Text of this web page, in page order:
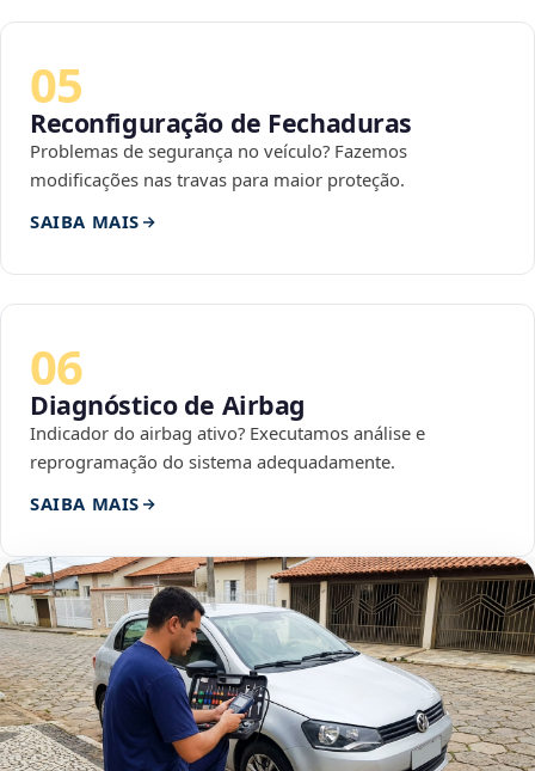
05
Reconfiguração de Fechaduras
Problemas de segurança no veículo? Fazemos
modificações nas travas para maior proteção.
SAIBA MAIS
06
Diagnóstico de Airbag
Indicador do airbag ativo? Executamos análise e
reprogramação do sistema adequadamente.
SAIBA MAIS